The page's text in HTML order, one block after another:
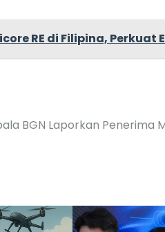
RE di Filipina, Perkuat
BGN Laporkan Penerima